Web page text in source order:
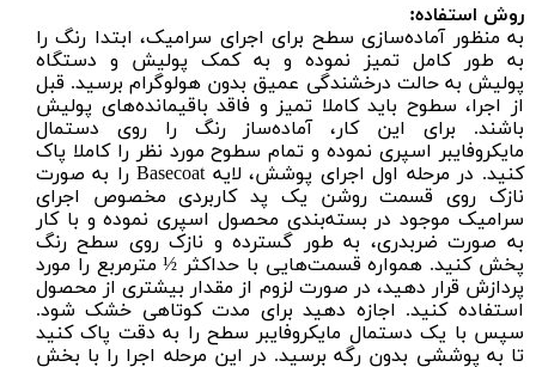
روش استفاده:
به منظور آماده‌سازی سطح برای اجرای سرامیک، ابتدا رنگ را
به طور کامل تمیز نموده و به کمک پولیش و دستگاه
پولیش به حالت درخشندگی عمیق بدون هولوگرام برسید. قبل
از اجرا، سطوح باید کاملا تمیز و فاقد باقیمانده‌های پولیش
باشند. برای این کار، آماده‌ساز رنگ را روی دستمال
مایکروفایبر اسپری نموده و تمام سطوح مورد نظر را کاملا پاک
کنید. در مرحله اول اجرای پوشش، لایه Basecoat را به صورت
نازک روی قسمت روشن یک پد کاربردی مخصوص اجرای
سرامیک موجود در بسته‌بندی محصول اسپری نموده و با کار
به صورت ضربدری، به طور گسترده و نازک روی سطح رنگ
پخش کنید. همواره قسمت‌هایی با حداکثر ½ متر‌مربع را مورد
پردازش قرار دهید، در صورت لزوم از مقدار بیشتری از محصول
استفاده کنید. اجازه دهید برای مدت کوتاهی خشک شود.
سپس با یک دستمال مایکروفایبر سطح را به دقت پاک کنید
تا به پوششی بدون رگه برسید. در این مرحله اجرا را با بخش